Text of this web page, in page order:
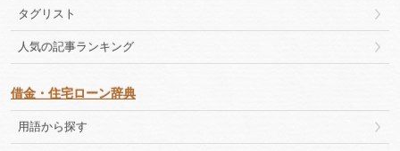
タグリスト
人気の記事ランキング
借金・住宅ローン辞典
用語から探す